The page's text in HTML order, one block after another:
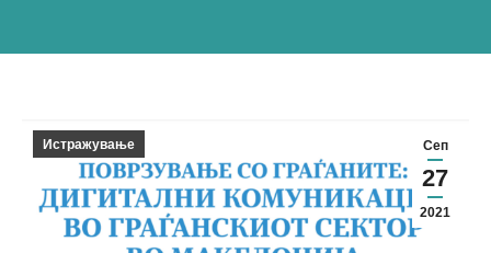
Сеп
27
2021
Истражување